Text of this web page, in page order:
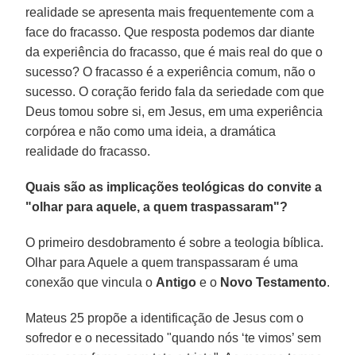
realidade se apresenta mais frequentemente com a
face do fracasso. Que resposta podemos dar diante
da experiência do fracasso, que é mais real do que o
sucesso? O fracasso é a experiência comum, não o
sucesso. O coração ferido fala da seriedade com que
Deus tomou sobre si, em Jesus, em uma experiência
corpórea e não como uma ideia, a dramática
realidade do fracasso.
Quais são as implicações teológicas do convite a
"olhar para aquele, a quem traspassaram"?
O primeiro desdobramento é sobre a teologia bíblica.
Olhar para Aquele a quem transpassaram é uma
conexão que vincula o Antigo e o Novo Testamento.
Mateus 25 propõe a identificação de Jesus com o
sofredor e o necessitado "quando nós ‘te vimos’ sem